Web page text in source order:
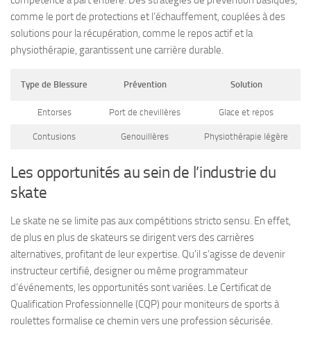
comme le port de protections et l’échauffement, couplées à des
solutions pour la récupération, comme le repos actif et la
physiothérapie, garantissent une carrière durable.
Type de Blessure Prévention Solution
Entorses Port de chevillères Glace et repos
Contusions Genouillères Physiothérapie légère
Les opportunités au sein de l’industrie du
skate
Le skate ne se limite pas aux compétitions stricto sensu. En effet,
de plus en plus de skateurs se dirigent vers des carrières
alternatives, profitant de leur expertise. Qu’il s’agisse de devenir
instructeur certifié, designer ou même programmateur
d’événements, les opportunités sont variées. Le Certificat de
Qualification Professionnelle (CQP) pour moniteurs de sports à
roulettes formalise ce chemin vers une profession sécurisée.